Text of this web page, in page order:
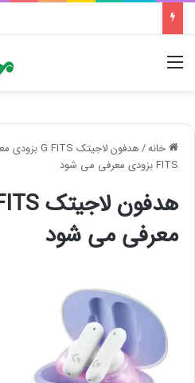
خانه/هدفون لاجیتک G FITS بزودی معرفی می شود
FITS بزودی معرفی می شود
معرفی می شود